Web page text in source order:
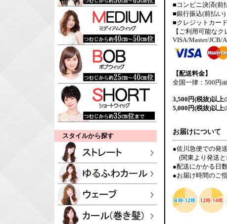
スタイルから探す
■コンビニ決済(前
■銀行振込(前払い)
■クレジットカード
【ご利用可能なク
VISA/Master/JCB/
【配送料金】
全国一律：500円(
3,500円(税抜)以上
5,000円(税抜)以上
お届けについて
●佐川急便での発
(関東より発送と
●配送にかかる日
●お届け時間のご